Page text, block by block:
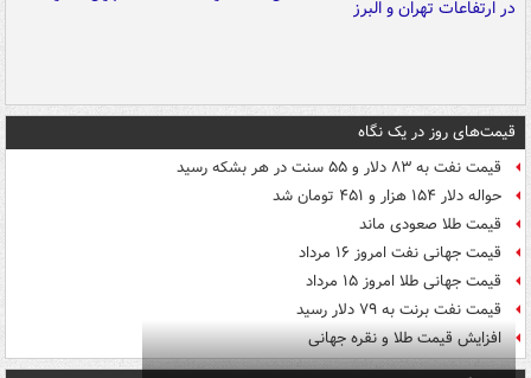
قیمت‌های روز در یک نگاه
قیمت نفت به ۸۳ دلار و ۵۵ سنت در هر بشکه رسید
حواله دلار ۱۵۴ هزار و ۴۵۱ تومان شد
قیمت طلا صعودی ماند
قیمت جهانی نفت امروز ۱۶ مرداد
قیمت جهانی طلا امروز ۱۵ مرداد
قیمت نفت برنت به ۷۹ دلار رسید
افزایش قیمت طلا و نقره جهانی